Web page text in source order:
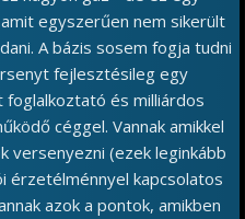
egyszerűen nem sikerült
A bázis sosem fogja tudni
fejlesztésileg egy
és milliárdos
céggel. Vannak amikkel
versenyezni (ezek leginkább
érzetélménnyel kapcsolatos
azok a pontok, amikben